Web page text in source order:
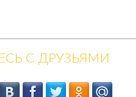
С ДРУЗЬЯМИ